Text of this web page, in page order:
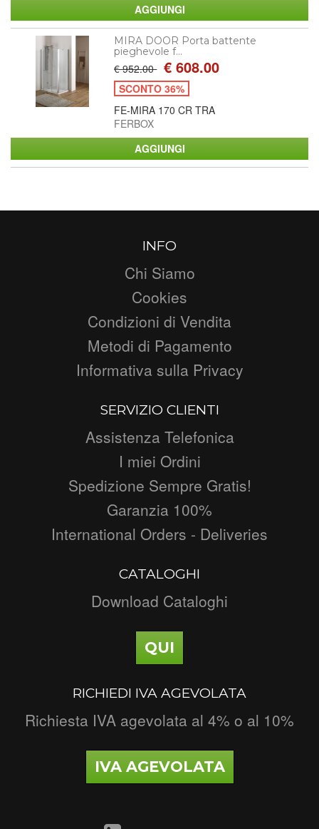
MIRA DOOR Porta battente
pieghevole f...
€ 952.00 € 608.00
SCONTO 36%
FE-MIRA 170 CR TRA
FERBOX
INFO
Chi Siamo
Cookies
Condizioni di Vendita
Metodi di Pagamento
Informativa sulla Privacy
SERVIZIO CLIENTI
Assistenza Telefonica
I miei Ordini
Spedizione Sempre Gratis!
Garanzia 100%
International Orders - Deliveries
CATALOGHI
Download Cataloghi
QUI
RICHIEDI IVA AGEVOLATA
Richiesta IVA agevolata al 4% o al 10%
IVA AGEVOLATA